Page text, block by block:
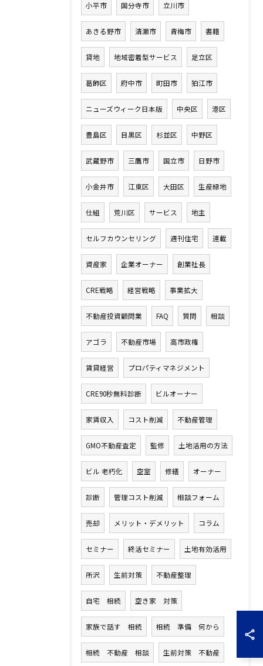
小平市 国分寺市 立川市
あきる野市 清瀬市 青梅市 書籍
貸地 地域密着型サービス 足立区
葛飾区 府中市 町田市 狛江市
ニューズウィーク日本版 中央区 港区
豊島区 目黒区 杉並区 中野区
武蔵野市 三鷹市 国立市 日野市
小金井市 江東区 大田区 生産緑地
仕組 荒川区 サービス 地主
セルフカウンセリング 週刊住宅 連載
資産家 企業オーナー 創業社長
CRE戦略 経営戦略 事業拡大
不動産投資顧問業 FAQ 質問 相談
アゴラ 不動産市場 高市政権
賃貸経営 プロパティマネジメント
CRE90秒無料診断 ビルオーナー
家賃収入 コスト削減 不動産管理
GMO不動産査定 監修 土地活用の方法
ビル 老朽化 空室 修繕 オーナー
診断 管理コスト削減 相談フォーム
売却 メリット・デメリット コラム
セミナー 終活セミナー 土地有効活用
所沢 生前対策 不動産整理
自宅 相続 空き家 対策
家族で話す 相続 相続 準備 何から
相続 不動産 相談 生前対策 不動産